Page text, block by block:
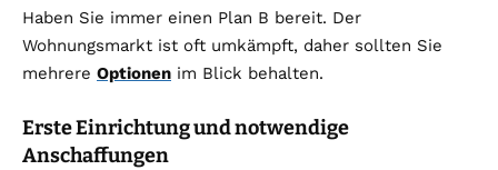
Haben Sie immer einen Plan B bereit. Der
Wohnungsmarkt ist oft umkämpft, daher sollten Sie
mehrere Optionen im Blick behalten.
Erste Einrichtung und notwendige
Anschaffungen